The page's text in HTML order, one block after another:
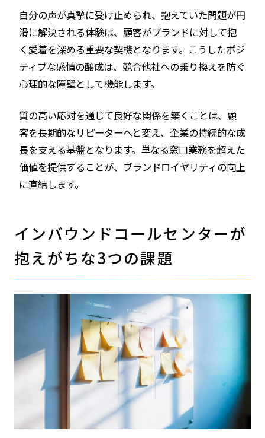
自分の声が真摯に受け止められ、抱えていた問題が円
滑に解決される体験は、顧客がブランドに対して抱
く愛着を深める重要な契機となります。こうしたポジ
ティブな感情の醸成は、競合他社への乗り換えを防ぐ
心理的な障壁として機能します。
質の高い応対を通じて良好な関係を築くことは、顧
客を長期的なリピーターへと変え、企業の持続的な成
長を支える基盤となります。単なる窓口業務を超えた
価値を提供することが、ブランドロイヤリティの向上
に直結します。
インバウンドコールセンターが
抱えがちな3つの課題